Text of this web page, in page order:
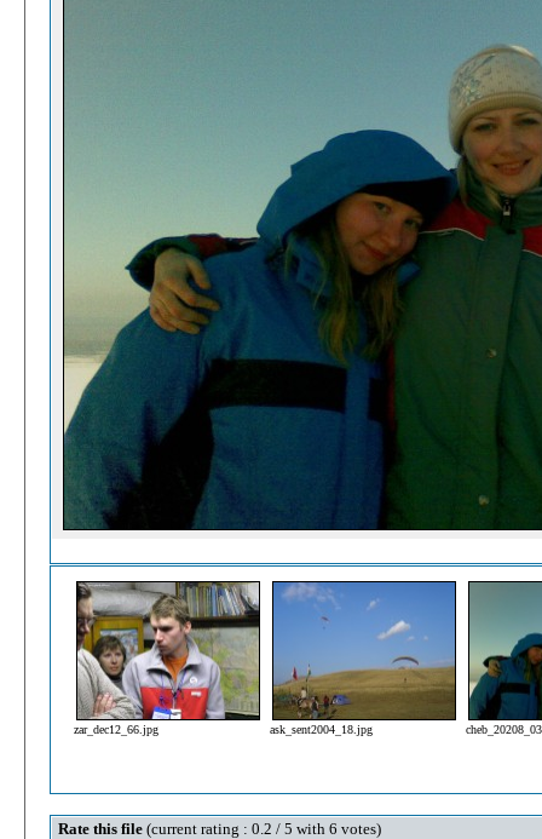
zar_dec12_66.jpg ask_sent2004_18.jpg
Rate this file (current rating : 0.2 / 5 with 6 votes)